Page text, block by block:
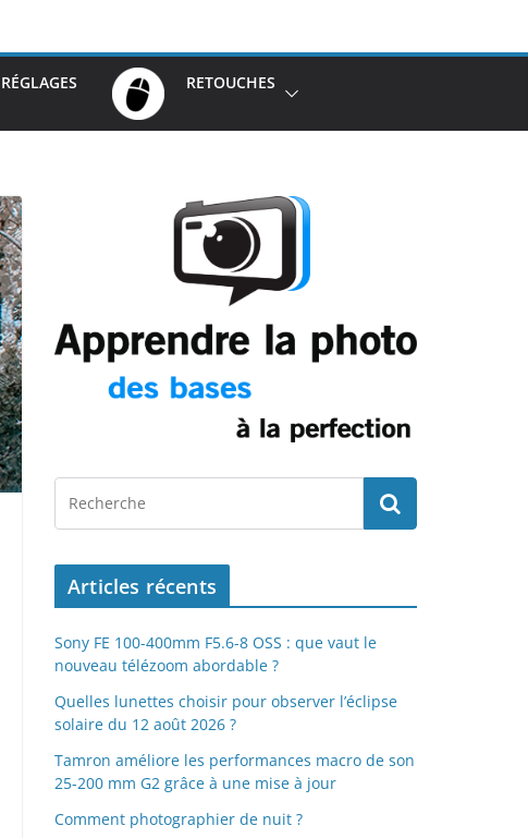
RÉGLAGES RETOUCHES
Articles récents
Sony FE 100-400mm F5.6-8 OSS : que vaut le
nouveau télézoom abordable ?
Quelles lunettes choisir pour observer l’éclipse
solaire du 12 août 2026 ?
Tamron améliore les performances macro de son
25-200 mm G2 grâce à une mise à jour
Comment photographier de nuit ?